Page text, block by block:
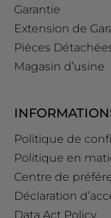
Garantie
Extension de
Pièces
Magasin d’usine
Politique de
Politique en
Centre de
Déclaration
Data Act Policy